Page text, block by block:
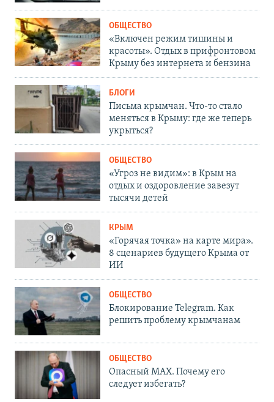
ОБЩЕСТВО
«Включен режим тишины и
красоты». Отдых в прифронтовом
Крыму без интернета и бензина
БЛОГИ
Письма крымчан. Что-то стало
меняться в Крыму: где же теперь
укрыться?
ОБЩЕСТВО
«Угроз не видим»: в Крым на
отдых и оздоровление завезут
тысячи детей
КРЫМ
«Горячая точка» на карте мира».
8 сценариев будущего Крыма от
ИИ
ОБЩЕСТВО
Блокирование Telegram. Как
решить проблему крымчанам
ОБЩЕСТВО
Опасный MAX. Почему его
следует избегать?